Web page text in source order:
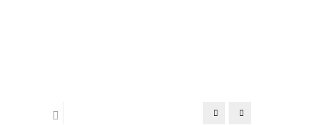
bolijzerbolijzer